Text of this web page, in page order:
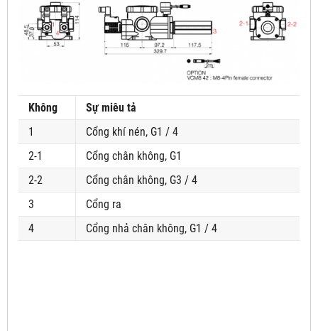
Không
Sự miêu tả
1
Cổng khí nén, G1 / 4
2-1
Cổng chân không, G1
2-2
Cổng chân không, G3 / 4
3
Cổng ra
4
Cổng nhả chân không, G1 / 4